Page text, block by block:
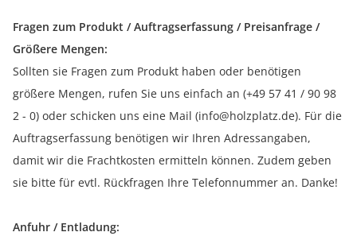
Fragen zum Produkt / Auftragserfassung / Preisanfrage /
Größere Mengen:
Sollten sie Fragen zum Produkt haben oder benötigen
größere Mengen, rufen Sie uns einfach an (+49 57 41 / 90 98
2 - 0) oder schicken uns eine Mail (info@holzplatz.de). Für die
Auftragserfassung benötigen wir Ihren Adressangaben,
damit wir die Frachtkosten ermitteln können. Zudem geben
sie bitte für evtl. Rückfragen Ihre Telefonnummer an. Danke!
Anfuhr / Entladung: